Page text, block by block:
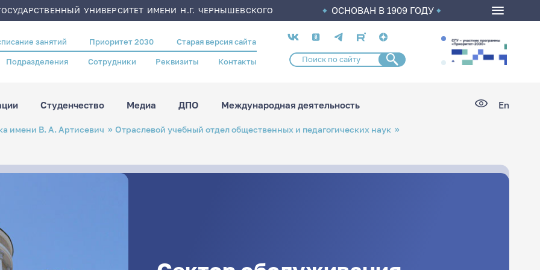
УНИВЕРСИТЕТ ИМЕНИ Н.Г. ЧЕРНЫШЕВСКОГО ОСНОВАН В 1909 ГОДУ
занятий Приоритет 2030 Старая версия сайта
Подразделения Сотрудники Реквизиты Контакты
Социальные
сети
Студенчество Медиа ДПО Международная деятельность En
имени В. А. Артисевич
Отраслевой учебный отдел общественных и педагогических наук